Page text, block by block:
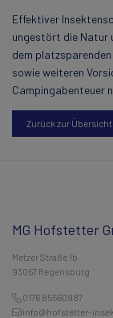
Zurück zur Übersicht
Effektiver
ungestört die Natur
dem
sowie weiteren
Campingabenteuer
MG Hofstetter
Metzer Straße 1b
93057 Regensburg
0176 85560987
info@hofstetter-